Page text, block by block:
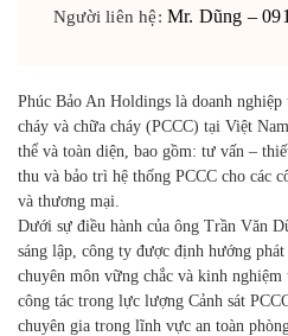
Người liên hệ: Mr. Dũng –
Phúc Bảo An Holdings là doanh
cháy và chữa cháy (PCCC) tại Việt
thể và toàn diện, bao gồm: tư vấn –
thu và bảo trì hệ thống PCCC cho các
và thương mại.
Dưới sự điều hành của ông Trần Văn
sáng lập, công ty được định hướng
chuyên môn vững chắc và kinh
công tác trong lực lượng Cảnh sát
chuyên gia trong lĩnh vực an toàn